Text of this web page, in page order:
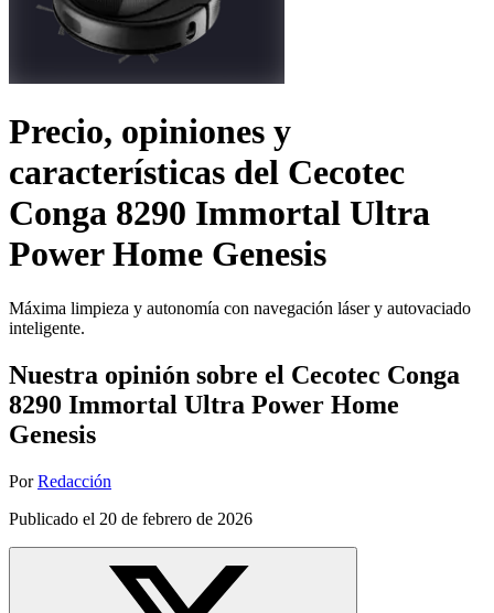
Precio, opiniones y
características del Cecotec
Conga 8290 Immortal Ultra
Power Home Genesis
Máxima limpieza y autonomía con navegación láser y autovaciado
inteligente.
Nuestra opinión sobre el Cecotec Conga
8290 Immortal Ultra Power Home
Genesis
Por Redacción
Publicado el 20 de febrero de 2026